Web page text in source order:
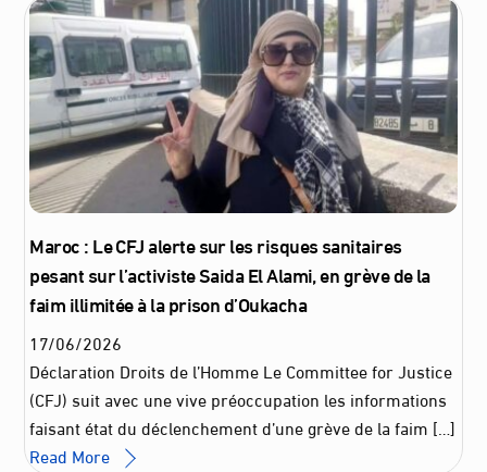
Maroc : Le CFJ alerte sur les risques sanitaires
pesant sur l’activiste Saida El Alami, en grève de la
faim illimitée à la prison d’Oukacha
17/06/2026
Déclaration Droits de l’Homme Le Committee for Justice
(CFJ) suit avec une vive préoccupation les informations
faisant état du déclenchement d’une grève de la faim […]
Read More